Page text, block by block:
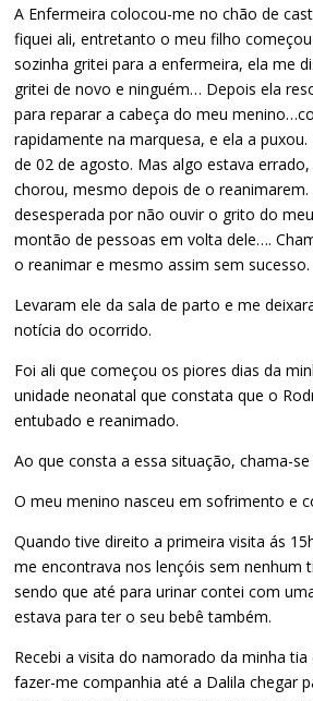
A Enfermeira colocou-me no chão de
fiquei ali, entretanto o meu filho
sozinha gritei para a enfermeira, ela me
gritei de novo e ninguém… Depois ela
para reparar a cabeça do meu
rapidamente na marquesa, e ela a
de 02 de agosto. Mas algo estava
chorou, mesmo depois de o reanimarem.
desesperada por não ouvir o grito do
montão de pessoas em volta dele….
o reanimar e mesmo assim sem sucesso.
Levaram ele da sala de parto e me
notícia do ocorrido.
Foi ali que começou os piores dias da
unidade neonatal que constata que o
entubado e reanimado.
Ao que consta a essa situação, chama-se
O meu menino nasceu em sofrimento e
Quando tive direito a primeira visita ás
me encontrava nos lençóis sem nenhum
sendo que até para urinar contei com
estava para ter o seu bebê também.
Recebi a visita do namorado da minha
fazer-me companhia até a Dalila chegar